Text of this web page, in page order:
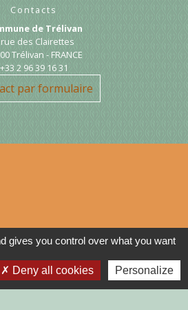
Contacts
de Trélivan
rue des Clairettes
Trélivan - FRANCE
+33 2 96 39 16 31
par formulaire
gives you control over what you want
Deny all cookies Personalize